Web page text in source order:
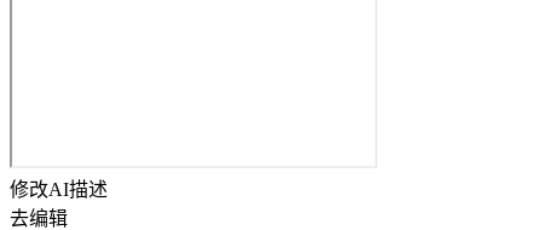
修改AI描述
去编辑